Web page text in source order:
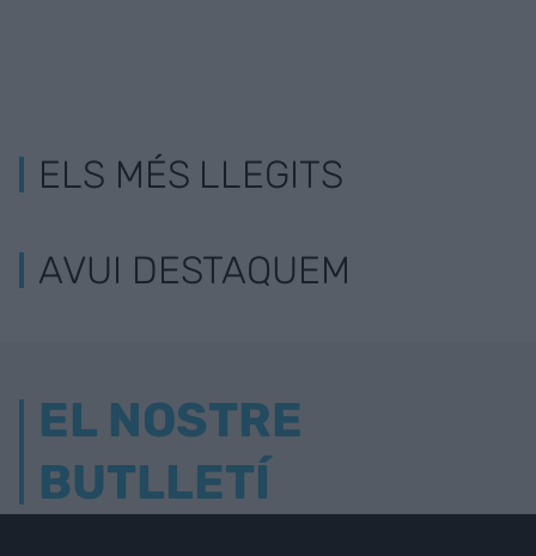
ELS MÉS LLEGITS
AVUI DESTAQUEM
EL NOSTRE
BUTLLETÍ